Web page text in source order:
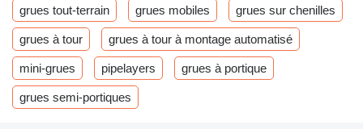
grues tout-terrain grues mobiles grues sur chenilles
grues à tour grues à tour à montage automatisé
mini-grues pipelayers grues à portique
grues semi-portiques